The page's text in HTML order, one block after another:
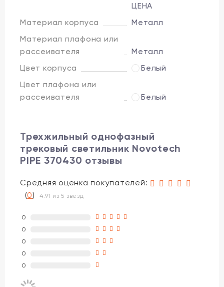
ЦЕНА
Материал корпуса
Металл
Материал плафона или
рассеивателя
Металл
Цвет корпуса
Белый
Цвет плафона или
рассеивателя
Белый
Трехжильный однофазный
трековый светильник Novotech
PIPE 370430 отзывы
Средняя оценка покупателей:
(0)4.91 из 5 звезд
0
0
0
0
0